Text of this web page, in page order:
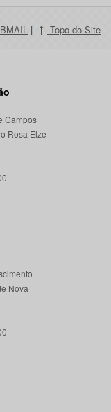
| Topo do Site
Campos
Rosa Elze
Nova